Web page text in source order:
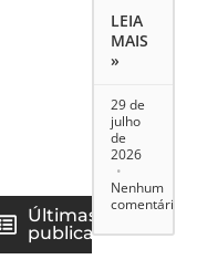
Últimas
publicações
LEIA
MAIS
»
29 de
julho
de
2026
Nenhum
comentário